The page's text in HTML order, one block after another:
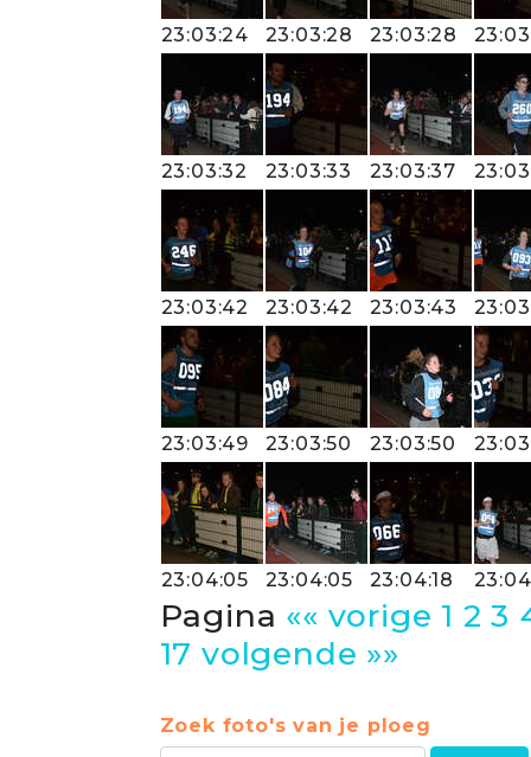
23:03:24 23:03:28 23:03:28
23:03:32 23:03:33 23:03:37
23:03:42 23:03:42 23:03:43
23:03:49 23:03:50 23:03:50
23:04:05 23:04:05 23:04:18
Pagina «« vorige 1 2 3
17 volgende »»
Zoek foto's van je ploeg